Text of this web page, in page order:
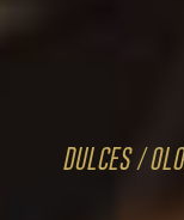
DULCES /